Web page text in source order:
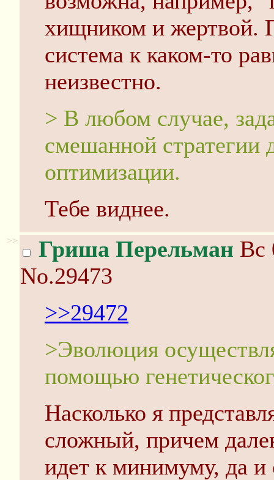
хищником и жертвой.
система к каком-то
неизвестно.
> В любом случае,
смешанной стратегии
оптимизации.
Тебе виднее.
>> Гриша Перельман Вс
No.29473
>>29472
>Эволюция
помощью
Насколько я
сложный, причем
идет к минимуму, да и